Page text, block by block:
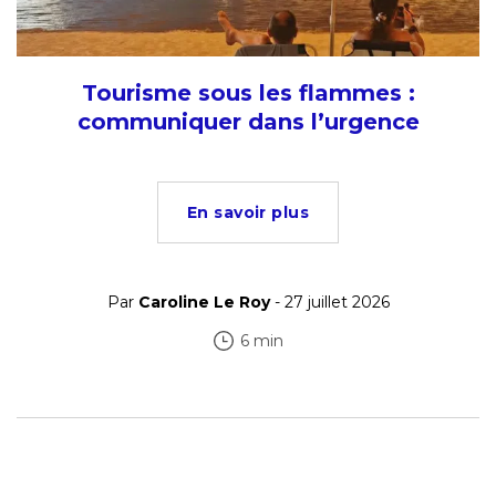
Tourisme sous les flammes :
communiquer dans l’urgence
En savoir plus
Par Caroline Le Roy- 27 juillet 2026
6 min